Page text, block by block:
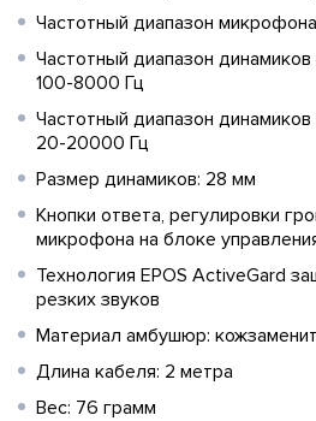
Частотный диапазон
Частотный диапазон
100-8000 Гц
Частотный диапазон
20-20000 Гц
Размер динамиков: 28 мм
Кнопки ответа, регулировки
микрофона на блоке
Технология EPOS ActiveGard
резких звуков
Материал амбушюр:
Длина кабеля: 2 метра
Вес: 76 грамм